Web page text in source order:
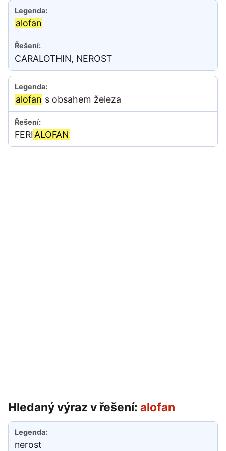
alofan
CARALOTHIN, NEROST
alofan s obsahem železa
FERIALOFAN
Hledaný výraz v řešení: alofan
nerost